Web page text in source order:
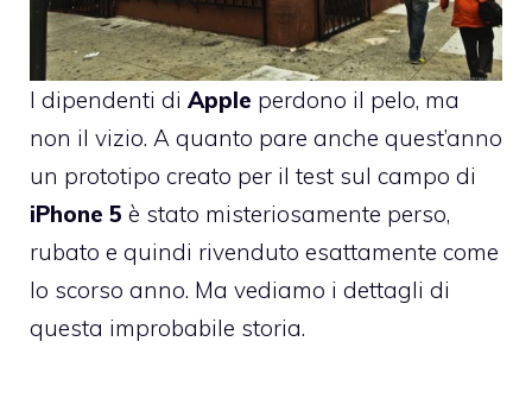
I dipendenti di Apple perdono il pelo, ma
non il vizio. A quanto pare anche quest’anno
un prototipo creato per il test sul campo di
iPhone 5 è stato misteriosamente perso,
rubato e quindi rivenduto esattamente come
lo scorso anno. Ma vediamo i dettagli di
questa improbabile storia.